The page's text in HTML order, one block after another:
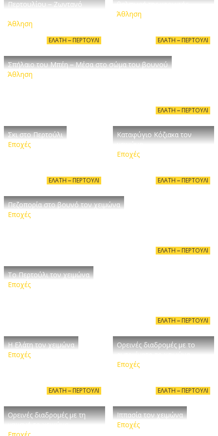
Περτουλίου – Ζωντανό
Άθληση
ΕΛΆΤΗ – ΠΕΡΤΟΎΛΙ
Άθληση
ΕΛΆΤΗ – ΠΕΡΤΟΎΛΙ
Σπήλαιο του Μπέη – Μέσα στο σώμα του βουνού
Άθληση
ΕΛΆΤΗ – ΠΕΡΤΟΎΛΙ
Σκι στο Περτούλι
Εποχές
ΕΛΆΤΗ – ΠΕΡΤΟΎΛΙ
Πεζοπορία στο βουνό τον χειμώνα
Εποχές
ΕΛΆΤΗ – ΠΕΡΤΟΎΛΙ
Καταφύγιο Κόζιακα τον
Εποχές
ΕΛΆΤΗ – ΠΕΡΤΟΎΛΙ
Το Περτούλι τον χειμώνα
Εποχές
ΕΛΆΤΗ – ΠΕΡΤΟΎΛΙ
Η Ελάτη τον χειμώνα
Εποχές
ΕΛΆΤΗ – ΠΕΡΤΟΎΛΙ
Ορεινές διαδρομές με το
Εποχές
ΕΛΆΤΗ – ΠΕΡΤΟΎΛΙ
Ορεινές διαδρομές με τη
Ιππασία τον χειμώνα
Εποχές